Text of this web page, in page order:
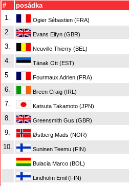
#
posádka
1.
Ogier Sébastien (FRA)
2. Evans Elfyn (GBR)
3. Neuville Thierry (BEL)
4. Tänak Ott (EST)
5. Fourmaux Adrien (FRA)
6. Breen Craig (IRL)
7. Katsuta Takamoto (JPN)
8. Greensmith Gus (GBR)
9. Østberg Mads (NOR)
10. Suninen Teemu (FIN)
Bulacia Marco (BOL)
Lindholm Emil (FIN)